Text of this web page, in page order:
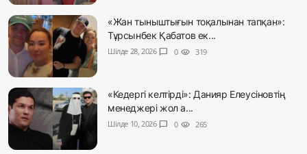
«Жан тыныштығын тоқалынан тапқан»:
Тұрсынбек Қабатов ек...
Шілде 28, 2026 chat_bubble 0 visibility 319
«Кедергі келтірді»: Данияр Елеусіновтің
менеджері жол а...
Шілде 10, 2026 chat_bubble 0 visibility 265